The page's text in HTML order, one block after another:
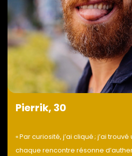
Pierrik, 30
« Par curiosité, j’ai cliqué ; j’ai
chaque rencontre résonne